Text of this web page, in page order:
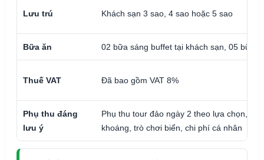
Lưu trú Khách sạn 3 sao, 4 sao hoặc 5 sao
Bữa ăn 02 bữa sáng buffet tại khách sạn, 05 bữa
Thuế VAT Đã bao gồm VAT 8%
Phụ thu đáng
lưu ý
Phụ thu tour đảo ngày 2 theo lựa chọn,
khoáng, trò chơi biển, chi phí cá nhân